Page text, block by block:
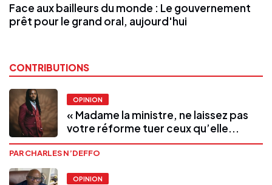
Face aux bailleurs du monde : Le gouvernement
prêt pour le grand oral, aujourd'hui
CONTRIBUTIONS
OPINION
« Madame la ministre, ne laissez pas
votre réforme tuer ceux qu’elle...
PAR CHARLES N’DEFFO
OPINION